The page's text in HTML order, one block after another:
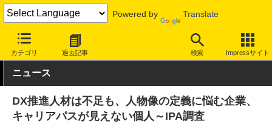
Powered by Translate
カテゴリ 過去記事 検索 Impressサイト
INTERNET Watch トピック 調査
ニュース
DX推進人材は不足も、人物像の定義に悩む企業、
キャリアパスが見えない個人～IPA調査